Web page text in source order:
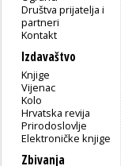
Društva prijatelja i
partneri
Kontakt
Izdavaštvo
Knjige
Vijenac
Kolo
Hrvatska revija
Prirodoslovlje
Elektroničke knjige
Zbivanja